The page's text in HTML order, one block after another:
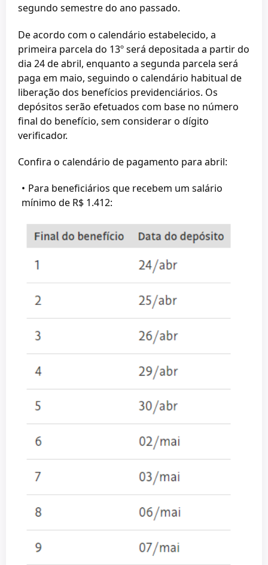
segundo semestre do ano passado.
De acordo com o calendário estabelecido, a
primeira parcela do 13º será depositada a partir do
dia 24 de abril, enquanto a segunda parcela será
paga em maio, seguindo o calendário habitual de
liberação dos benefícios previdenciários. Os
depósitos serão efetuados com base no número
final do benefício, sem considerar o dígito
verificador.
Confira o calendário de pagamento para abril:
Para beneficiários que recebem um salário
mínimo de R$ 1.412: